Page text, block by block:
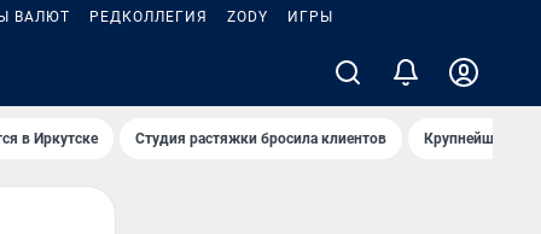
ВАЛЮТ РЕДКОЛЛЕГИЯ ZODY ИГРЫ
в Иркутске Студия растяжки бросила клиентов Крупнейшие